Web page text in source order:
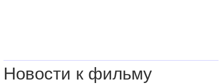
Новости к фильму